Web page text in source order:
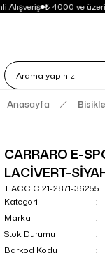
Alışveriş ₺ 4000 ve
Anasayfa
CARRARO E-
LACİVERT-
T ACC CI21-2871-36255
Kategori
Marka
Stok Durumu
Barkod Kodu